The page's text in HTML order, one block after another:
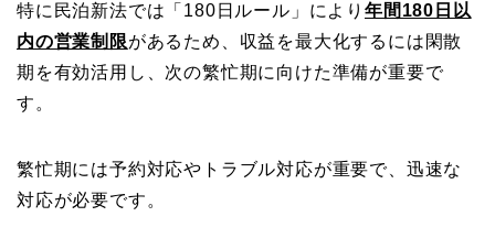
特に民泊新法では「180日ルール」により 年間180日以
内の営業制限があるため、収益を最大化するには閑散
期を有効活用し、次の繁忙期に向けた準備が重要で
す。
繁忙期には予約対応やトラブル対応が重要で、迅速な
対応が必要です。